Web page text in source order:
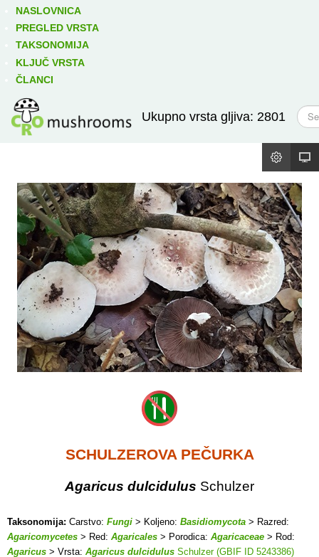
NASLOVNICA
PREGLED VRSTA
TAKSONOMIJA
KLJUČ VRSTA
ČLANCI
Ukupno vrsta gljiva: 2801
T
r
ž
SCHULZEROVA PEČURKA
Agaricus dulcidulus Schulzer
Taksonomija: Carstvo: Fungi > Koljeno: Basidiomycota > Razred:
Agaricomycetes > Red: Agaricales > Porodica: Agaricaceae > Rod:
Agaricus > Vrsta: Agaricus dulcidulus Schulzer (GBIF ID 5243386)
Izravno podređene niže takse: